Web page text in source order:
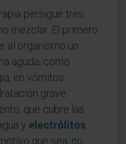
persigue tres
mezclar. El primero
al organismo un
aguda, como
en vómitos
grave.
que cubre las
y electrólitos
que sea, no